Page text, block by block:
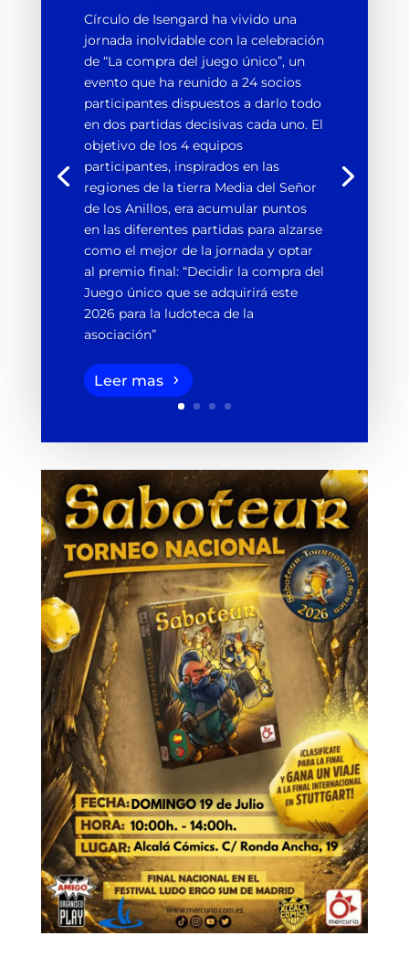
Círculo de Isengard ha vivido una
jornada inolvidable con la celebración
de “La compra del juego único”, un
evento que ha reunido a 24 socios
participantes dispuestos a darlo todo
en dos partidas decisivas cada uno. El
objetivo de los 4 equipos
participantes, inspirados en las
regiones de la tierra Media del Señor
de los Anillos, era acumular puntos
en las diferentes partidas para alzarse
como el mejor de la jornada y optar
al premio final: “Decidir la compra del
Juego único que se adquirirá este
2026 para la ludoteca de la
asociación”
Leer mas